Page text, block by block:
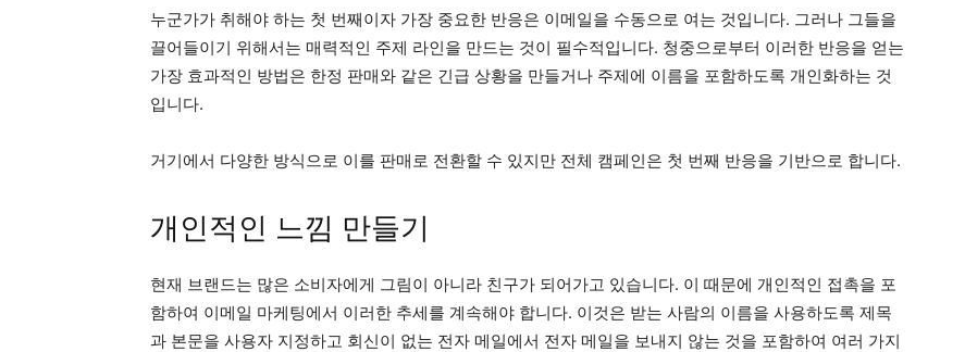
누군가가 취해야 하는 첫 번째이자 가장 중요한 반응은 이메일을 수동으로 여는 것입니다. 그러나 그들을
끌어들이기 위해서는 매력적인 주제 라인을 만드는 것이 필수적입니다. 청중으로부터 이러한 반응을 얻는
가장 효과적인 방법은 한정 판매와 같은 긴급 상황을 만들거나 주제에 이름을 포함하도록 개인화하는 것
입니다.
거기에서 다양한 방식으로 이를 판매로 전환할 수 있지만 전체 캠페인은 첫 번째 반응을 기반으로 합니다.
개인적인 느낌 만들기
현재 브랜드는 많은 소비자에게 그림이 아니라 친구가 되어가고 있습니다. 이 때문에 개인적인 접촉을 포
함하여 이메일 마케팅에서 이러한 추세를 계속해야 합니다. 이것은 받는 사람의 이름을 사용하도록 제목
과 본문을 사용자 지정하고 회신이 없는 전자 메일에서 전자 메일을 보내지 않는 것을 포함하여 여러 가지